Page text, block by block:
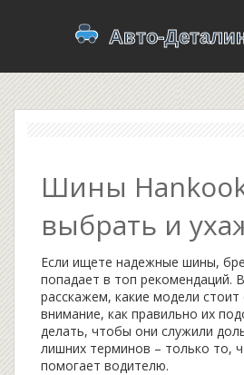
Шины
выбрать и
Если ищете надежные шины,
попадает в топ рекомендаций.
расскажем, какие модели стоит
внимание, как правильно их
делать, чтобы они служили
лишних терминов – только то,
помогает водителю.